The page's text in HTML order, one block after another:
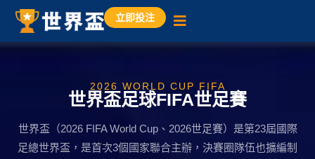
立即投注
2026 WORLD CUP FIFA
世界盃足球FIFA世足賽
世界盃（2026 FIFA World Cup、2026世足賽）是第23屆國際
足總世界盃，是首次3個國家聯合主辦，決賽圈隊伍也擴編制